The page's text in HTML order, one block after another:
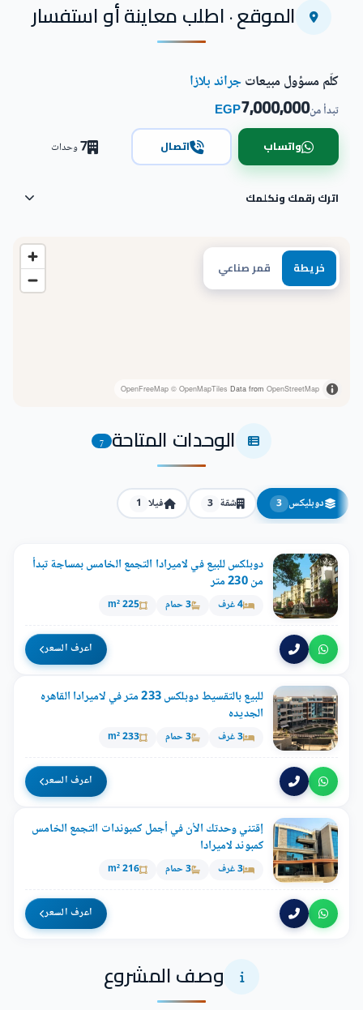
اضغط للتكبيرالموقع · اطلب معاينة أو استفسار
خريطة قمر صناعي
OpenFreeMap © OpenMapTiles Data from OpenStreetMap
كلّم مسؤول مبيعاتجراند بلازا
تبدأ من7,000,000
EGP
واتساب اتصال 7وحدات
اترك رقمك ونكلمك
الوحدات المتاحة 7
دوبليكس 3 شقة 3 فيلا 1
دوبلكس للبيع في لاميرادا التجمع الخامس بمساجة تبدأ
من 230 متر
4 غرف 3 حمام 225 m²
اعرف السعر
للبيع بالتقسيط دوبلكس 233 متر في لاميرادا القاهره
الجديده
3 غرف 3 حمام 233 m²
اعرف السعر
إقتني وحدتك الأن في أجمل كمبوندات التجمع الخامس
كمبوند لاميرادا
3 غرف 3 حمام 216 m²
اعرف السعر
وصف المشروع